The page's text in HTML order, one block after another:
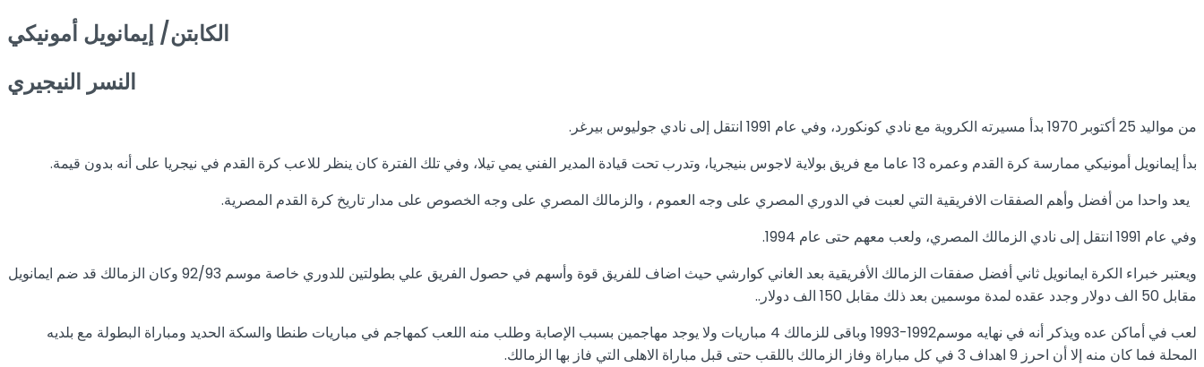
الكابتن/ إيمانويل أمونيكي
النسر النيجيري
من مواليد 25 أكتوبر 1970 بدأ مسيرته الكروية مع نادي كونكورد، وفي عام 1991 انتقل إلى نادي جوليوس بيرغر.
بدأ إيمانويل أمونيكي ممارسة كرة القدم وعمره 13 عاما مع فريق بولاية لاجوس بنيجريا، وتدرب تحت قيادة المدير الفني يمي تيلا، وفي تلك الفترة كان ينظر للاعب كرة القدم في نيجريا على أنه بدون قيمة.
يعد واحدا من أفضل وأهم الصفقات الافريقية التي لعبت في الدوري المصري على وجه العموم ، والزمالك المصري على وجه الخصوص على مدار تاريخ كرة القدم المصرية.
وفي عام 1991 انتقل إلى نادي الزمالك المصري، ولعب معهم حتى عام 1994.
ويعتبر خبراء الكرة ايمانويل ثاني أفضل صفقات الزمالك الأفريقية بعد الغاني كوارشي حيث اضاف للفريق قوة وأسهم في حصول الفريق علي بطولتين للدوري خاصة موسم 92/93 وكان الزمالك قد ضم ايمانويل
مقابل 50 الف دولار وجدد عقده لمدة موسمين بعد ذلك مقابل 150 الف دولار..
لعب في أماكن عده ويذكر أنه في نهايه موسم1992-1993 وباقى للزمالك 4 مباريات ولا يوجد مهاجمين بسبب الإصابة وطلب منه اللعب كمهاجم في مباريات طنطا والسكة الحديد ومباراة البطولة مع بلديه
المحلة فما كان منه إلا أن احرز 9 اهداف 3 في كل مباراة وفاز الزمالك باللقب حتى قبل مباراة الاهلى التي فاز بها الزمالك.